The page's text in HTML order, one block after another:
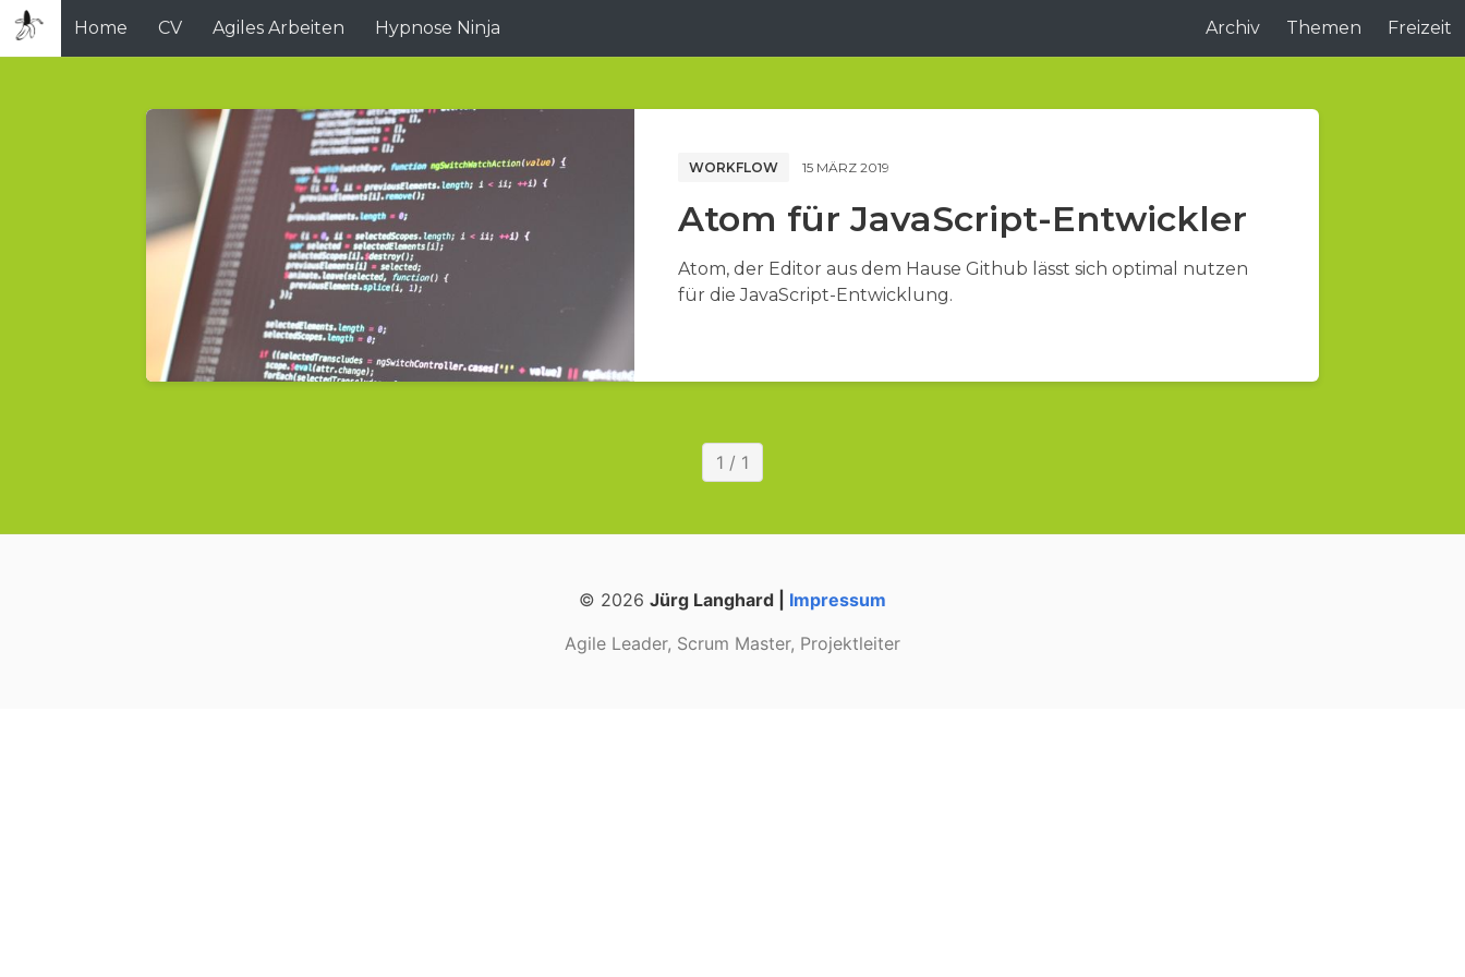
Home CV Agiles Arbeiten Hypnose Ninja Archiv Themen Freizeit
WORKFLOW 15 MÄRZ 2019
Atom für JavaScript-Entwickler
Atom, der Editor aus dem Hause Github lässt sich optimal nutzen
für die JavaScript-Entwicklung.
1 / 1
© 2026 Jürg Langhard | Impressum
Agile Leader, Scrum Master, Projektleiter